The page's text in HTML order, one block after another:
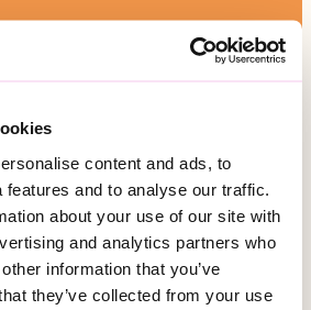
content and ads, to
and to analyse our traffic.
about your use of our site with
and analytics partners who
information that you’ve
they’ve collected from your use